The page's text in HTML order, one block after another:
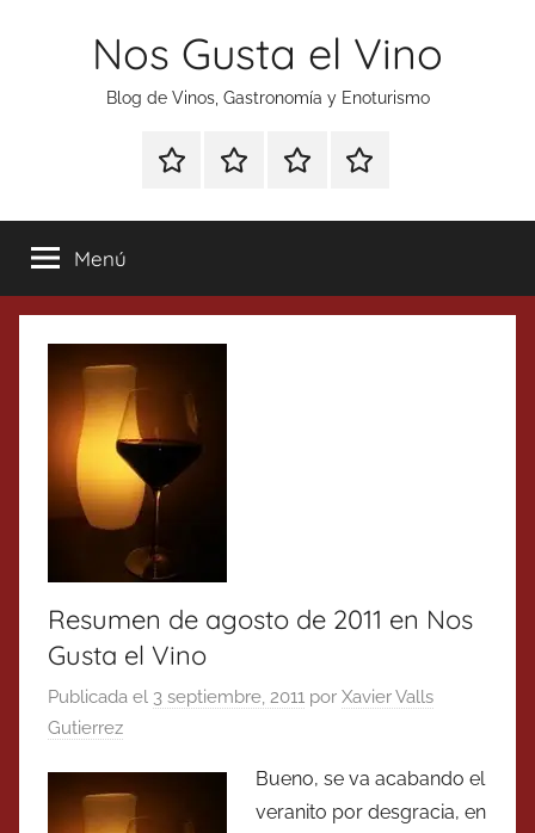
Nos Gusta el Vino
Blog de Vinos, Gastronomía y Enoturismo
Especial
Tonics
Enoturismo
Gastronomía
RankingContacto
Menú
Resumen de agosto de 2011 en Nos
Gusta el Vino
Publicada el 3 septiembre, 2011 por Xavier Valls
Gutierrez
Bueno, se va acabando el
veranito por desgracia, en